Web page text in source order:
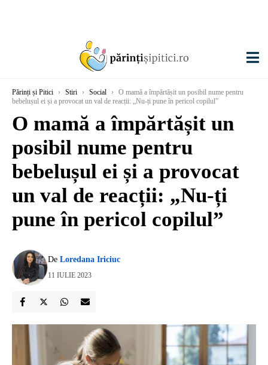
Părinți și Pitici › Stiri › Social ›
O mamă a împărtășit un posibil nume pentru
bebelușul ei și a provocat un val de reacții: „Nu-ți pune în pericol copilul”
O mamă a împărtășit un
posibil nume pentru
bebelușul ei și a provocat
un val de reacții: „Nu-ți
pune în pericol copilul”
De Loredana Iriciuc
11 IULIE 2023